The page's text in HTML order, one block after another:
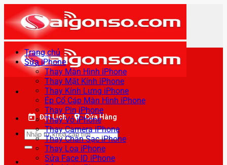
qua
nội
dung
Đặt Lịch Cửa Hàng
Tìm
kiếm:
Trang chủ
Sửa iPhone
Thay Màn Hình iPhone
Thay Mặt Kính iPhone
Thay Kính Lưng iPhone
Ép Cổ Cáp Màn Hình iPhone
Thay Pin iPhone
Thay Vỏ iPhone
Thay Camera iPhone
Thay Chân Sạc iPhone
Thay Loa iPhone
Sửa Face ID iPhone